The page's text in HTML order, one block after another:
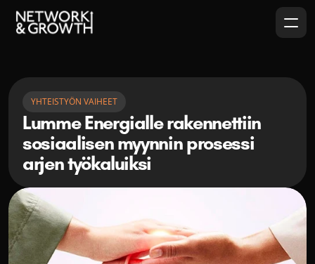
YHTEISTYÖN VAIHEET
Lumme Energialle rakennettiin
sosiaalisen myynnin prosessi
arjen työkaluiksi